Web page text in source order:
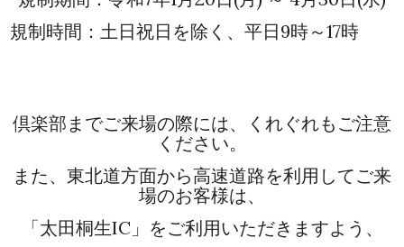
規制時間：土日祝日を除く、平日9時～17時
倶楽部までご来場の際には、くれぐれもご注意
ください。
また、東北道方面から高速道路を利用してご来
場のお客様は、
「太田桐生IC」をご利用いただきますよう、